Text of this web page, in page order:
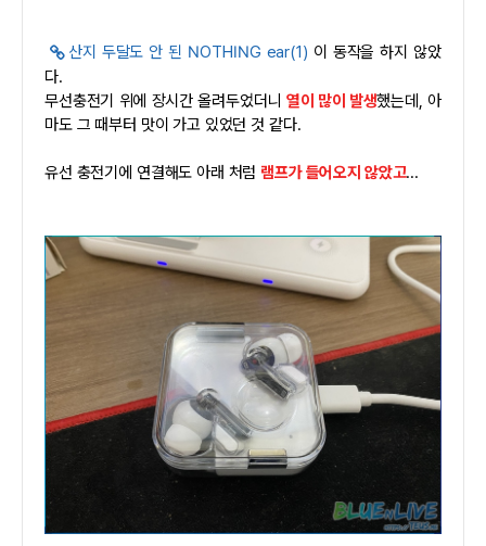
산지 두달도 안 된 NOTHING ear(1) 이 동작을 하지 않았
다.
무선충전기 위에 장시간 올려두었더니 열이 많이 발생했는데, 아
마도 그 때부터 맛이 가고 있었던 것 같다.
유선 충전기에 연결해도 아래 처럼 램프가 들어오지 않았고...